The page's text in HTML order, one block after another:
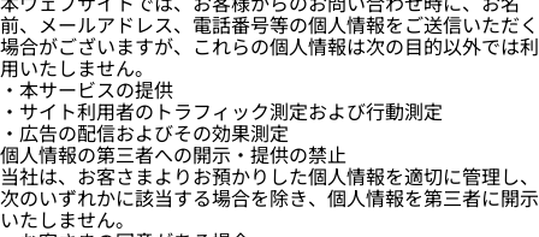
前、メールアドレス、電話番号等の個人情報をご送信いただく
場合がございますが、これらの個人情報は次の目的以外では利
用いたしません。
・本サービスの提供
・サイト利用者のトラフィック測定および行動測定
・広告の配信およびその効果測定
個人情報の第三者への開示・提供の禁止
当社は、お客さまよりお預かりした個人情報を適切に管理し、
次のいずれかに該当する場合を除き、個人情報を第三者に開示
いたしません。